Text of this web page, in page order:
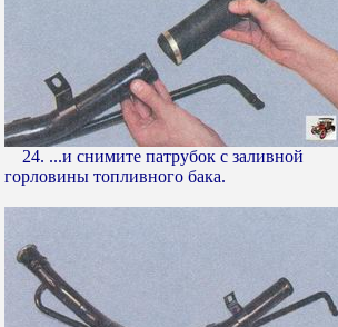
24. ...и снимите патрубок с заливной
горловины топливного бака.